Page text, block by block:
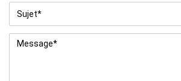
Sujet
Message *